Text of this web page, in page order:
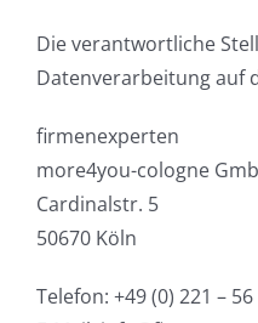
Die verantwortliche
Datenverarbeitung auf
firmenexperten
more4you-cologne
Cardinalstr. 5
50670 Köln
Telefon: +49 (0) 221 –